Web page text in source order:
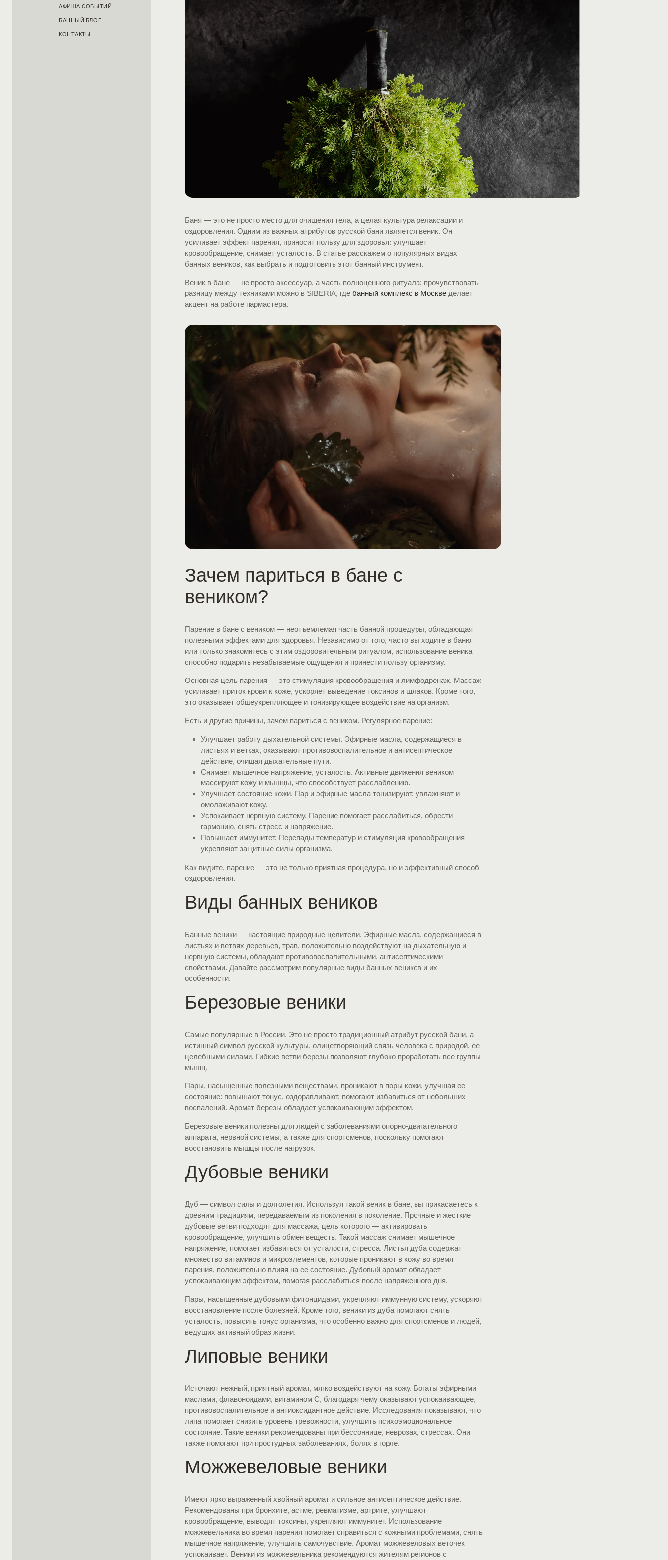
АФИША СОБЫТИЙ
БАННЫЙ БЛОГ
КОНТАКТЫ
Баня — это не просто место для очищения тела, а целая культура релаксации и
оздоровления. Одним из важных атрибутов русской бани является веник. Он
усиливает эффект парения, приносит пользу для здоровья: улучшает
кровообращение, снимает усталость. В статье расскажем о популярных видах
банных веников, как выбрать и подготовить этот банный инструмент.
Веник в бане — не просто аксессуар, а часть полноценного ритуала; прочувствовать
разницу между техниками можно в SIBERIA, где банный комплекс в Москве делает
акцент на работе пармастера.
Зачем париться в бане с
веником?
Парение в бане с веником — неотъемлемая часть банной процедуры, обладающая
полезными эффектами для здоровья. Независимо от того, часто вы ходите в баню
или только знакомитесь с этим оздоровительным ритуалом, использование веника
способно подарить незабываемые ощущения и принести пользу организму.
Основная цель парения — это стимуляция кровообращения и лимфодренаж. Массаж
усиливает приток крови к коже, ускоряет выведение токсинов и шлаков. Кроме того,
это оказывает общеукрепляющее и тонизирующее воздействие на организм.
Есть и другие причины, зачем париться с веником. Регулярное парение:
Улучшает работу дыхательной системы. Эфирные масла, содержащиеся в
листьях и ветках, оказывают противовоспалительное и антисептическое
действие, очищая дыхательные пути.
Снимает мышечное напряжение, усталость. Активные движения веником
массируют кожу и мышцы, что способствует расслаблению.
Улучшает состояние кожи. Пар и эфирные масла тонизируют, увлажняют и
омолаживают кожу.
Успокаивает нервную систему. Парение помогает расслабиться, обрести
гармонию, снять стресс и напряжение.
Повышает иммунитет. Перепады температур и стимуляция кровообращения
укрепляют защитные силы организма.
Как видите, парение — это не только приятная процедура, но и эффективный способ
оздоровления.
Виды банных веников
Банные веники — настоящие природные целители. Эфирные масла, содержащиеся в
листьях и ветвях деревьев, трав, положительно воздействуют на дыхательную и
нервную системы, обладают противовоспалительными, антисептическими
свойствами. Давайте рассмотрим популярные виды банных веников и их
особенности.
Березовые веники
Самые популярные в России. Это не просто традиционный атрибут русской бани, а
истинный символ русской культуры, олицетворяющий связь человека с природой, ее
целебными силами. Гибкие ветви березы позволяют глубоко проработать все группы
мышц.
Пары, насыщенные полезными веществами, проникают в поры кожи, улучшая ее
состояние: повышают тонус, оздоравливают, помогают избавиться от небольших
воспалений. Аромат березы обладает успокаивающим эффектом.
Березовые веники полезны для людей с заболеваниями опорно-двигательного
аппарата, нервной системы, а также для спортсменов, поскольку помогают
восстановить мышцы после нагрузок.
Дубовые веники
Дуб — символ силы и долголетия. Используя такой веник в бане, вы прикасаетесь к
древним традициям, передаваемым из поколения в поколение. Прочные и жесткие
дубовые ветви подходят для массажа, цель которого — активировать
кровообращение, улучшить обмен веществ. Такой массаж снимает мышечное
напряжение, помогает избавиться от усталости, стресса. Листья дуба содержат
множество витаминов и микроэлементов, которые проникают в кожу во время
парения, положительно влияя на ее состояние. Дубовый аромат обладает
успокаивающим эффектом, помогая расслабиться после напряженного дня.
Пары, насыщенные дубовыми фитонцидами, укрепляют иммунную систему, ускоряют
восстановление после болезней. Кроме того, веники из дуба помогают снять
усталость, повысить тонус организма, что особенно важно для спортсменов и людей,
ведущих активный образ жизни.
Липовые веники
Источают нежный, приятный аромат, мягко воздействуют на кожу. Богаты эфирными
маслами, флавоноидами, витамином С, благодаря чему оказывают успокаивающее,
противовоспалительное и антиоксидантное действие. Исследования показывают, что
липа помогает снизить уровень тревожности, улучшить психоэмоциональное
состояние. Такие веники рекомендованы при бессоннице, неврозах, стрессах. Они
также помогают при простудных заболеваниях, болях в горле.
Можжевеловые веники
Имеют ярко выраженный хвойный аромат и сильное антисептическое действие.
Рекомендованы при бронхите, астме, ревматизме, артрите, улучшают
кровообращение, выводят токсины, укрепляют иммунитет. Использование
можжевельника во время парения помогает справиться с кожными проблемами, снять
мышечное напряжение, улучшить самочувствие. Аромат можжевеловых веточек
успокаивает. Веники из можжевельника рекомендуются жителям регионов с